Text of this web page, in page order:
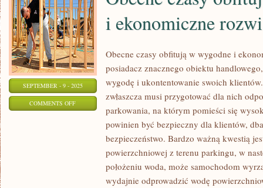
KWALIFIKACJI
SEPTEMBER - 9 - 2025
COMMENTS OFFON
i ekonomiczne
Obecne czasy obfitują w wygodne i
posiadacz znacznego obiektu
wygodę i ukontentowanie swoich
zwłaszcza musi przygotować dla nich
parkowania, na którym pomieści się
powinien być bezpieczny dla klientów,
bezpieczeństwo. Bardzo ważną kwestią
powierzchniowej z terenu parkingu, w
położeniu woda, może samochodom
wydajnie odprowadzić wodę